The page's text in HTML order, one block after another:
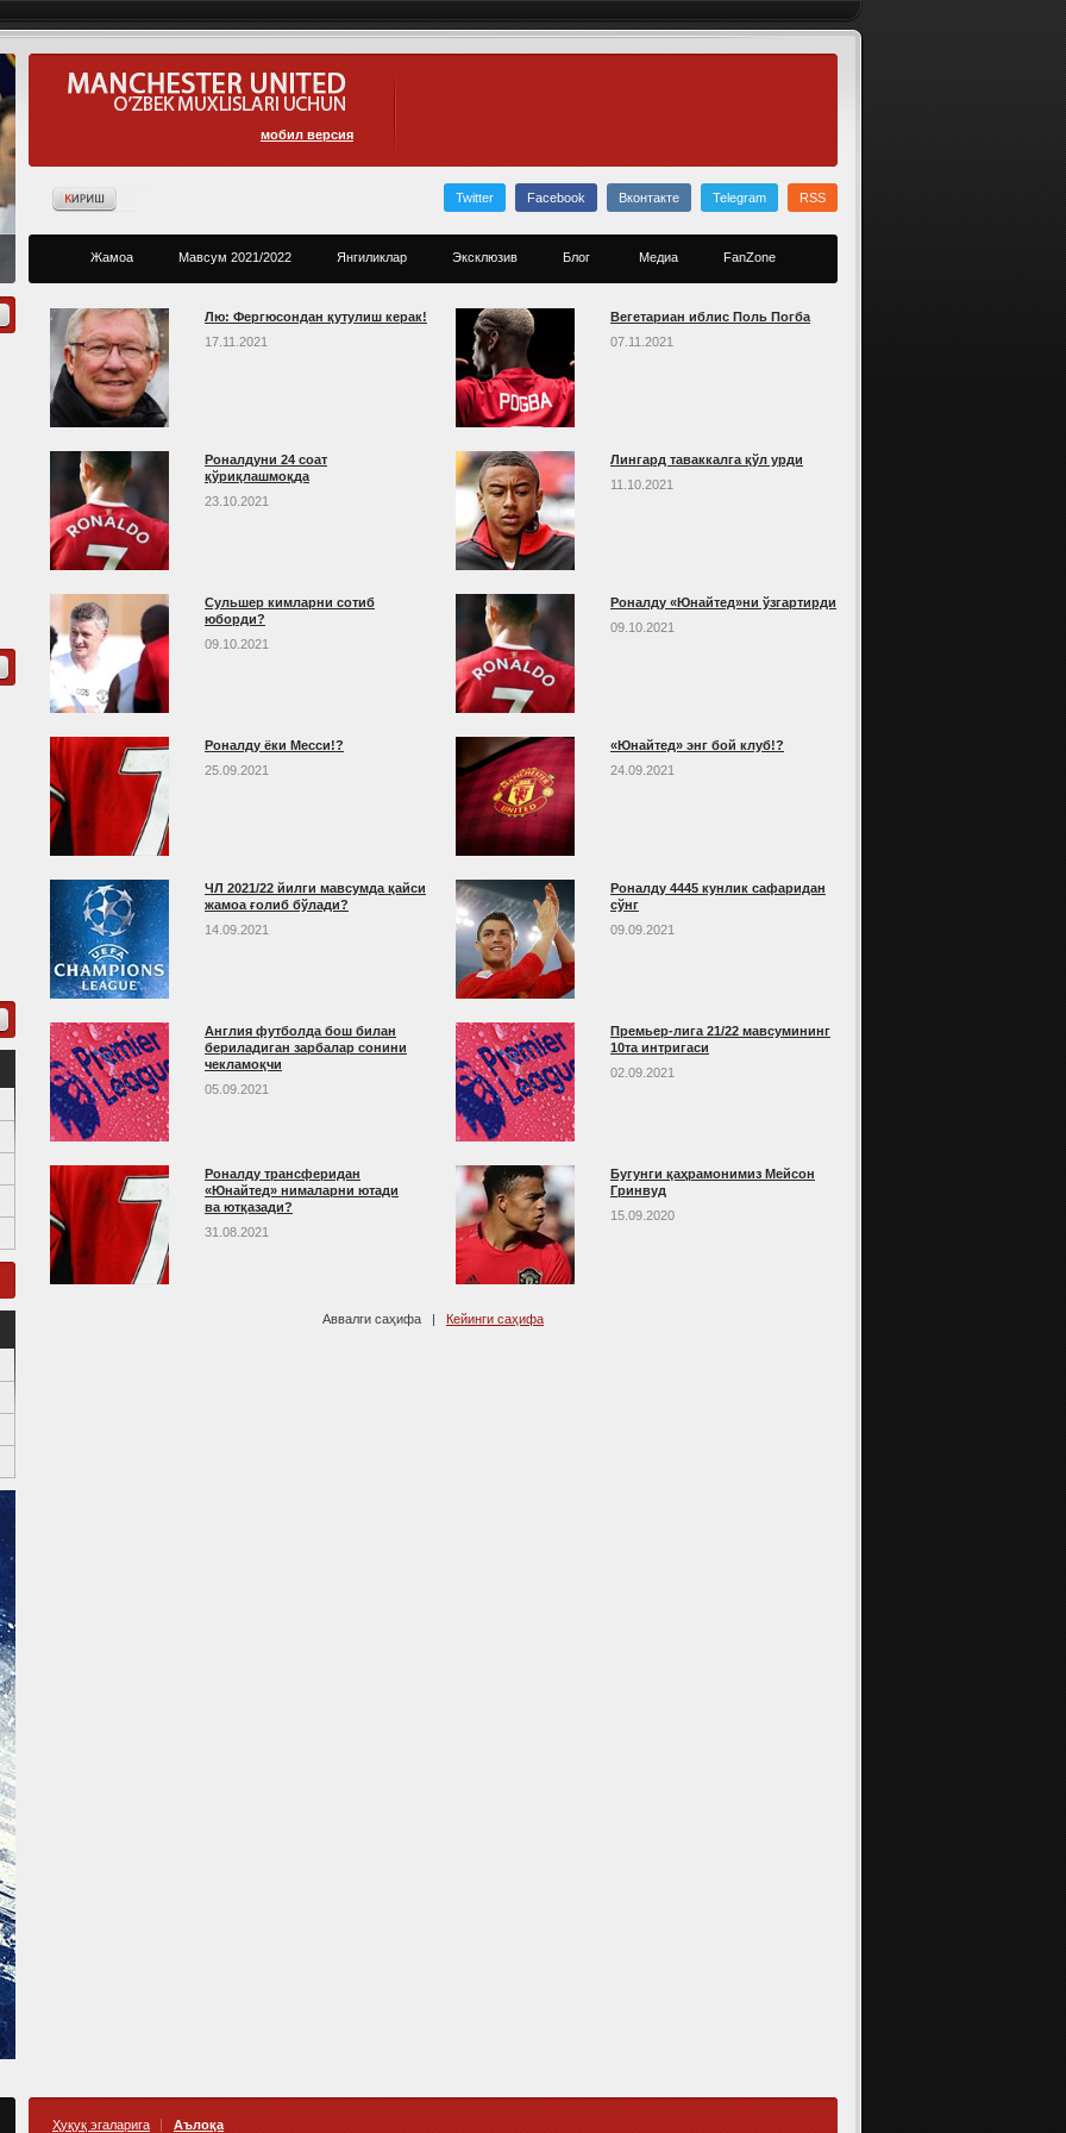
мобил версия
Twitter Facebook Вконтакте Telegram RSS
Жамоа Мавсум 2021/2022 Янгиликлар Эксклюзив Блог Медиа FanZone
Лю: Фергюсондан қутулиш керак!
17.11.2021
Вегетариан иблис Поль Погба
07.11.2021
Роналдуни 24 соат
қўриқлашмоқда
23.10.2021
Лингард таваккалга қўл урди
11.10.2021
Сульшер кимларни сотиб
юборди?
09.10.2021
Роналду «Юнайтед»ни ўзгартирди
09.10.2021
Роналду ёки Месси!?
25.09.2021
«Юнайтед» энг бой клуб!?
24.09.2021
ЧЛ 2021/22 йилги мавсумда қайси
жамоа ғолиб бўлади?
14.09.2021
Роналду 4445 кунлик сафаридан
сўнг
09.09.2021
Англия футболда бош билан
бериладиган зарбалар сонини
чекламоқчи
05.09.2021
Премьер-лига 21/22 мавсумининг
10та интригаси
02.09.2021
Роналду трансферидан
«Юнайтед» нималарни ютади
ва ютқазади?
31.08.2021
Бугунги қаҳрамонимиз Мейсон
Гринвуд
15.09.2020
Аввалги саҳифа | Кейинги саҳифа
Ҳуқуқ эгаларига Аълоқа